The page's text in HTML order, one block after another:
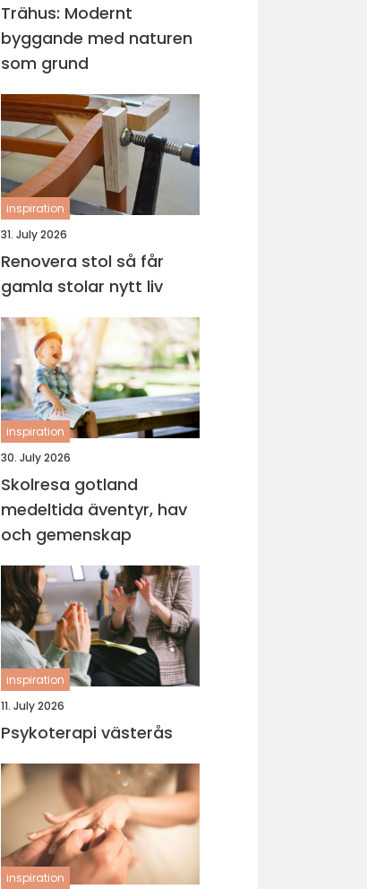
Trähus: Modernt
byggande med naturen
som grund
inspiration
31. July 2026
Renovera stol så får
gamla stolar nytt liv
inspiration
30. July 2026
Skolresa gotland
medeltida äventyr, hav
och gemenskap
inspiration
11. July 2026
Psykoterapi västerås
inspiration